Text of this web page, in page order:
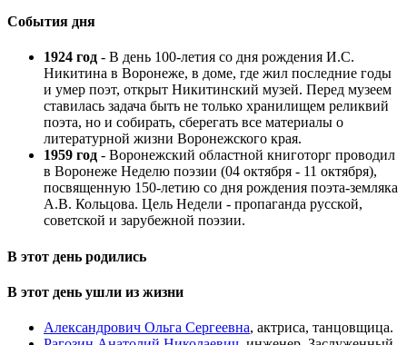
События дня
1924 год - В день 100-летия со дня рождения И.С.
Никитина в Воронеже, в доме, где жил последние годы
и умер поэт, открыт Никитинский музей. Перед музеем
ставилась задача быть не только хранилищем реликвий
поэта, но и собирать, сберегать все материалы о
литературной жизни Воронежского края.
1959 год - Воронежский областной книготорг проводил
в Воронеже Неделю поэзии (04 октября - 11 октября),
посвященную 150-летию со дня рождения поэта-земляка
А.В. Кольцова. Цель Недели - пропаганда русской,
советской и зарубежной поэзии.
В этот день родились
В этот день ушли из жизни
Александрович Ольга Сергеевна, актриса, танцовщица.